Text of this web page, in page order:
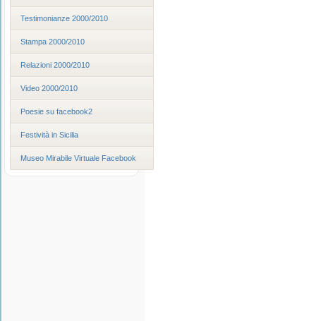
Testimonianze 2000/2010
Stampa 2000/2010
Relazioni 2000/2010
Video 2000/2010
Poesie su facebook2
Festività in Sicilia
Museo Mirabile Virtuale Facebook